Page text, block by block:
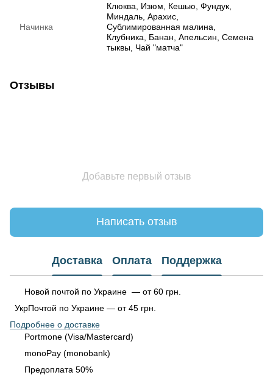
Начинка
Клюква, Изюм, Кешью, Фундук,
Миндаль, Арахис,
Сублимированная малина,
Клубника, Банан, Апельсин, Семена
тыквы, Чай "матча"
Отзывы
Добавьте первый отзыв
Написать отзыв
Доставка Оплата Поддержка
Новой почтой по Украине — от 60 грн.
УкрПочтой по Украине — от 45 грн.
Подробнее о доставке
Portmone (Visa/Mastercard)
monoPay (monobank)
Предоплата 50%